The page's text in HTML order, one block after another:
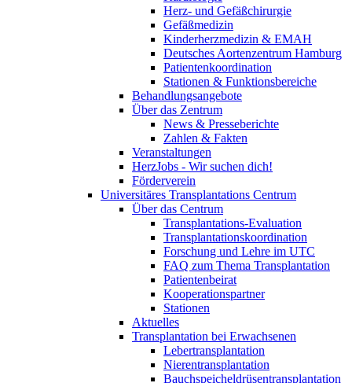
Herz- und Gefäßchirurgie
Gefäßmedizin
Kinderherzmedizin & EMAH
Deutsches Aortenzentrum Hamburg
Patientenkoordination
Stationen & Funktionsbereiche
Behandlungsangebote
Über das Zentrum
News & Presseberichte
Zahlen & Fakten
Veranstaltungen
HerzJobs - Wir suchen dich!
Förderverein
Universitäres Transplantations Centrum
Über das Centrum
Transplantations-Evaluation
Transplantationskoordination
Forschung und Lehre im UTC
FAQ zum Thema Transplantation
Patientenbeirat
Kooperationspartner
Stationen
Aktuelles
Transplantation bei Erwachsenen
Lebertransplantation
Nierentransplantation
Bauchspeicheldrüsentransplantation